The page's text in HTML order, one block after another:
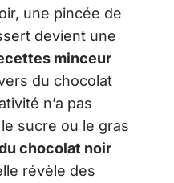
une pincée de
devient une
minceur
du chocolat
n’a pas
sucre ou le gras
chocolat noir
révèle des